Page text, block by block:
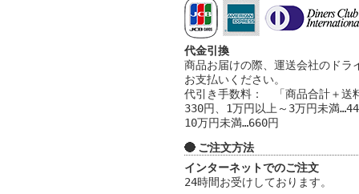
代金引換
商品お届けの際、運送会社のドラ
お支払いください。
代引き手数料： 「商品合計＋送
330円、1万円以上～3万円未満
10万円未満…660円
ご注文方法
インターネットでのご注文
24時間お受けしております。